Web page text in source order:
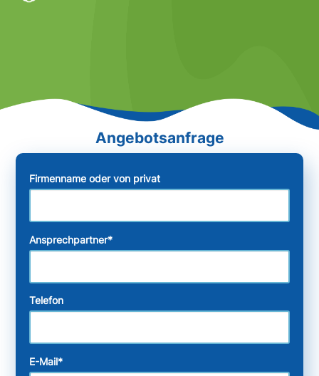
Firmenname oder von privat
Ansprechpartner*
Telefon
E-Mail*